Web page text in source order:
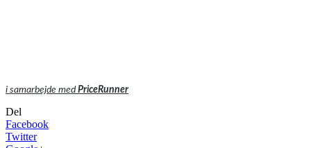
i samarbejde med PriceRunner
Del
Facebook
Twitter